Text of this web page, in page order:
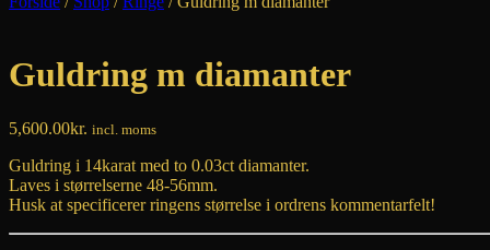
Guldring m diamanter
5,600.00kr. incl. moms
Guldring i 14karat med to 0.03ct diamanter.
Laves i størrelserne 48-56mm.
Husk at specificerer ringens størrelse i ordrens kommentarfelt!